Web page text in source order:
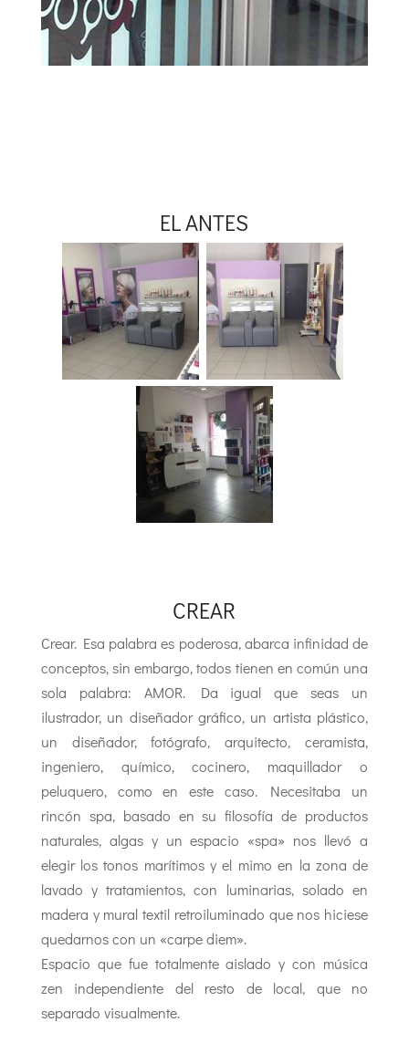
EL ANTES
CREAR
Crear. Esa palabra es poderosa, abarca infinidad de
conceptos, sin embargo, todos tienen en común una
sola palabra: AMOR. Da igual que seas un
ilustrador, un diseñador gráfico, un artista plástico,
un diseñador, fotógrafo, arquitecto, ceramista,
ingeniero, químico, cocinero, maquillador o
peluquero, como en este caso. Necesitaba un
rincón spa, basado en su filosofía de productos
naturales, algas y un espacio «spa» nos llevó a
elegir los tonos marítimos y el mimo en la zona de
lavado y tratamientos, con luminarias, solado en
madera y mural textil retroiluminado que nos hiciese
quedarnos con un «carpe diem».
Espacio que fue totalmente aislado y con música
zen independiente del resto de local, que no
separado visualmente.